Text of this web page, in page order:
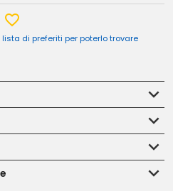
di preferiti per poterlo trovare